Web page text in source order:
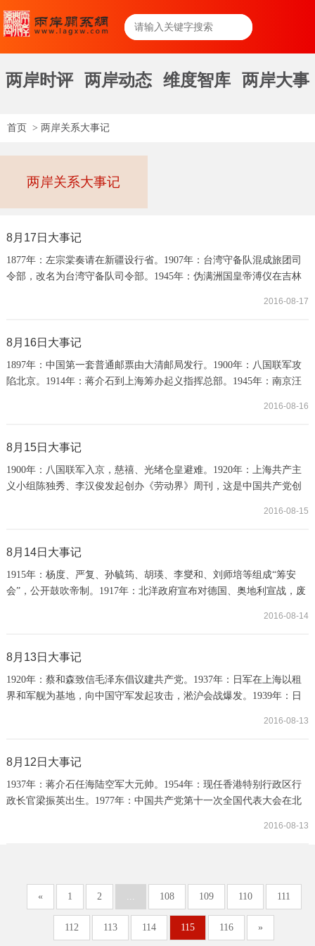
两岸时评 两岸动态 维度智库 两岸大事
首页 > 两岸关系大事记
两岸关系大事记
8月17日大事记
1877年：左宗棠奏请在新疆设行省。1907年：台湾守备队混成旅团司
令部，改名为台湾守备队司令部。1945年：伪满洲国皇帝溥仪在吉林
报》。双方在《联合公报》中首先重申了《上海公报》和《中美建交
公报》所确立的指导中美关系的根本原则，...
2016-08-17
8月16日大事记
1897年：中国第一套普通邮票由大清邮局发行。1900年：八国联军攻
陷北京。1914年：蒋介石到上海筹办起义指挥总部。1945年：南京汪
2016-08-16
8月15日大事记
1900年：八国联军入京，慈禧、光绪仓皇避难。1920年：上海共产主
义小组陈独秀、李汉俊发起创办《劳动界》周刊，这是中国共产党创
宣布日本投降。美联社在这一天向全球发出的电文是:“最惨烈的死亡
与毁灭的汇集，今天随着日本投降而告终。”...
2016-08-15
8月14日大事记
1915年：杨度、严复、孙毓筠、胡瑛、李燮和、刘师培等组成“筹安
会”，公开鼓吹帝制。1917年：北洋政府宣布对德国、奥地利宣战，废
1945年：《中苏友好同盟条约》签订。1998年：香港特区政府入市与
国际炒家对抗。2013年：陈水扁向民主进步党...
2016-08-14
8月13日大事记
1920年：蔡和森致信毛泽东倡议建共产党。1937年：日军在上海以租
界和军舰为基地，向中国守军发起攻击，淞沪会战爆发。1939年：日
限制在局部的范围，或者推迟全面内战爆发 的时间；另一方面必须对
于蒋介石发动内战的阴谋有充分认识， 对于帝...
2016-08-13
8月12日大事记
1937年：蒋介石任海陆空军大元帅。1954年：现任香港特别行政区行
政长官梁振英出生。1977年：中国共产党第十一次全国代表大会在北
年来首次进入台湾采访。2001年：台湾团结...
2016-08-13
« 1 2 ... 108 109 110 111
112 113 114 115 116 »